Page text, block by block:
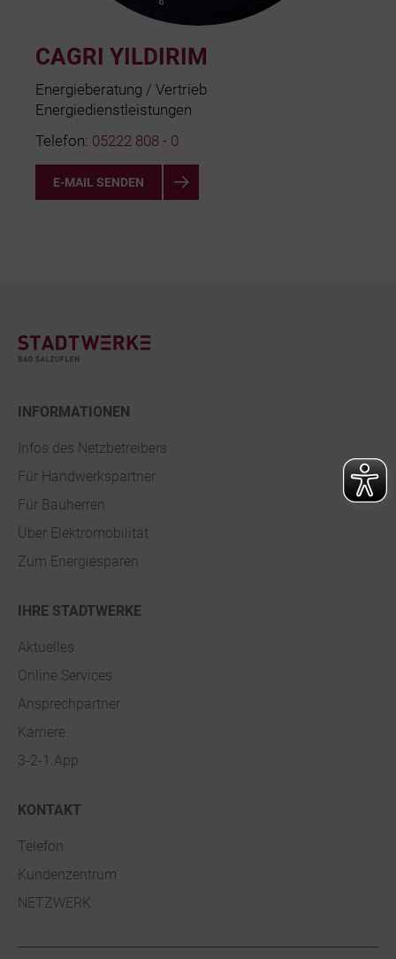
CAGRI YILDIRIM
Energieberatung / Vertrieb
Energiedienstleistungen
Telefon: 05222 808 - 0
E-MAIL SENDEN
INFORMATIONEN
Infos des Netzbetreibers
Für Handwerkspartner
Für Bauherren
Über Elektromobilität
Zum Energiesparen
IHRE STADTWERKE
Aktuelles
Online Services
Ansprechpartner
Karriere
3-2-1.App
KONTAKT
Telefon
Kundenzentrum
NETZWERK